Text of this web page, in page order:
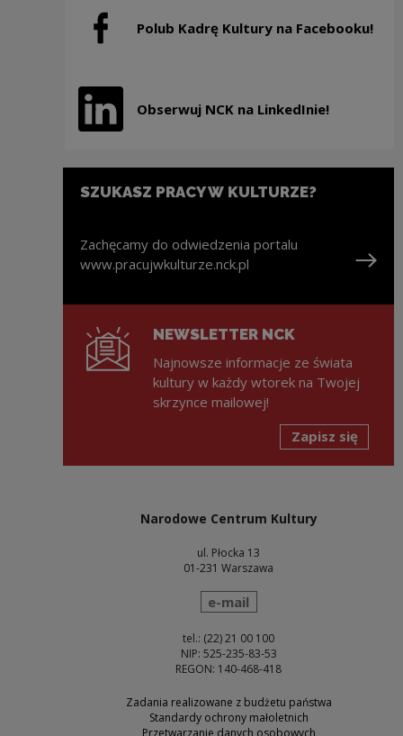
Polub Kadrę Kultury na Facebooku!
Uwaga, link zostanie otwarty w nowym oknie
Obserwuj NCK na LinkedInie!
Uwaga, link zostanie otwarty w nowym oknie
SZUKASZ PRACY W KULTURZE?
Zachęcamy do odwiedzenia portalu
www.pracujwkulturze.nck.pl
NEWSLETTER NCK
Najnowsze informacje ze świata
kultury w każdy wtorek na Twojej
skrzynce mailowej!
Zapisz się
Narodowe Centrum Kultury
ul. Płocka 13
01-231 Warszawa
wyślij wiadomość
e-mail
tel.: (22) 21 00 100
NIP: 525-235-83-53
REGON: 140-468-418
Zadania realizowane z budżetu państwa
Standardy ochrony małoletnich